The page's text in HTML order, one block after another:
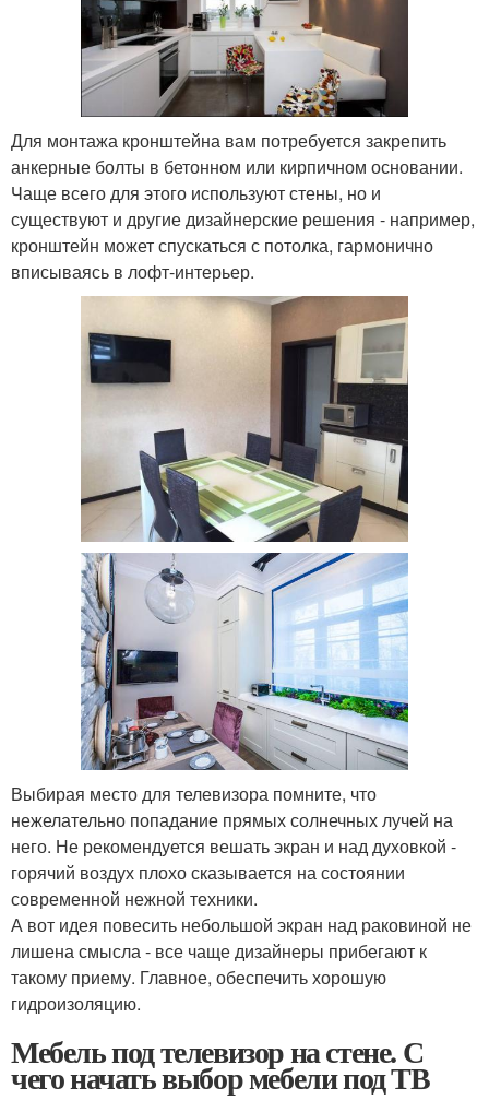
Для монтажа кронштейна вам потребуется закрепить
анкерные болты в бетонном или кирпичном основании.
Чаще всего для этого используют стены, но и
существуют и другие дизайнерские решения - например,
кронштейн может спускаться с потолка, гармонично
вписываясь в лофт-интерьер.
Выбирая место для телевизора помните, что
нежелательно попадание прямых солнечных лучей на
него. Не рекомендуется вешать экран и над духовкой -
горячий воздух плохо сказывается на состоянии
современной нежной техники.
А вот идея повесить небольшой экран над раковиной не
лишена смысла - все чаще дизайнеры прибегают к
такому приему. Главное, обеспечить хорошую
гидроизоляцию.
Мебель под телевизор на стене. С
чего начать выбор мебели под ТВ